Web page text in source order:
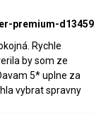
premium-d13459
Rychle
by som ze
5* uplne za
vybrat spravny